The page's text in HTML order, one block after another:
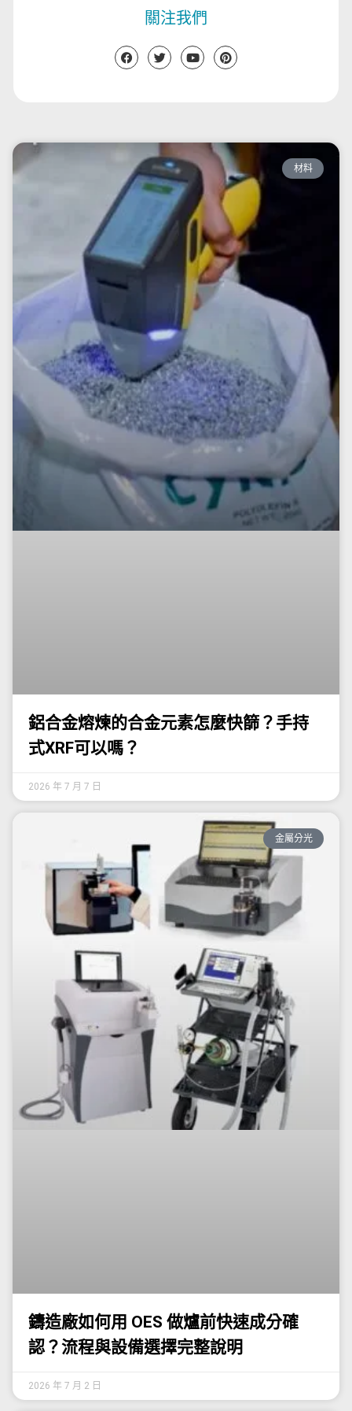
關注我們
材料
鋁合金熔煉的合金元素怎麼快篩？手持
式XRF可以嗎？
2026 年 7 月 7 日
金屬分光
鑄造廠如何用 OES 做爐前快速成分確
認？流程與設備選擇完整說明
2026 年 7 月 2 日